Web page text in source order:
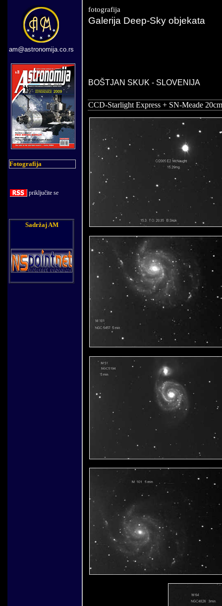
am@astronomija.co.rs
Fotografija
priključite se
Sadržaj AM
fotografija
Galerija Deep-Sky objekata
BOŠTJAN SKUK - SLOVENIJA
CCD-Starlight Express + SN-Meade 20cm